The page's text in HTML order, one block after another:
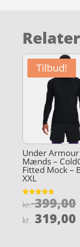
Tilbud!
Under Armour
Mænds –
Fitted Mock –
XXL
Vurderet
4.8
kr.399,00
kr. 319,00